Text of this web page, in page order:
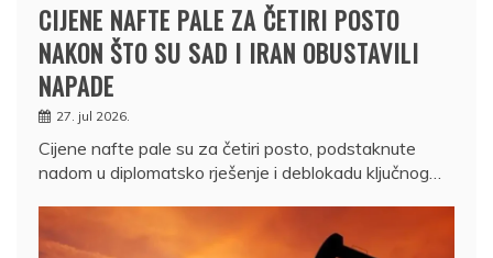
CIJENE NAFTE PALE ZA ČETIRI POSTO
NAKON ŠTO SU SAD I IRAN OBUSTAVILI
NAPADE
27. jul 2026.
Cijene nafte pale su za četiri posto, podstaknute
nadom u diplomatsko rješenje i deblokadu ključnog…